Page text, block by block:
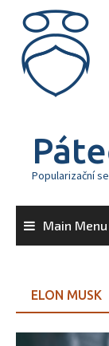
content
Popularizační
Main Menu
ELON MUSK